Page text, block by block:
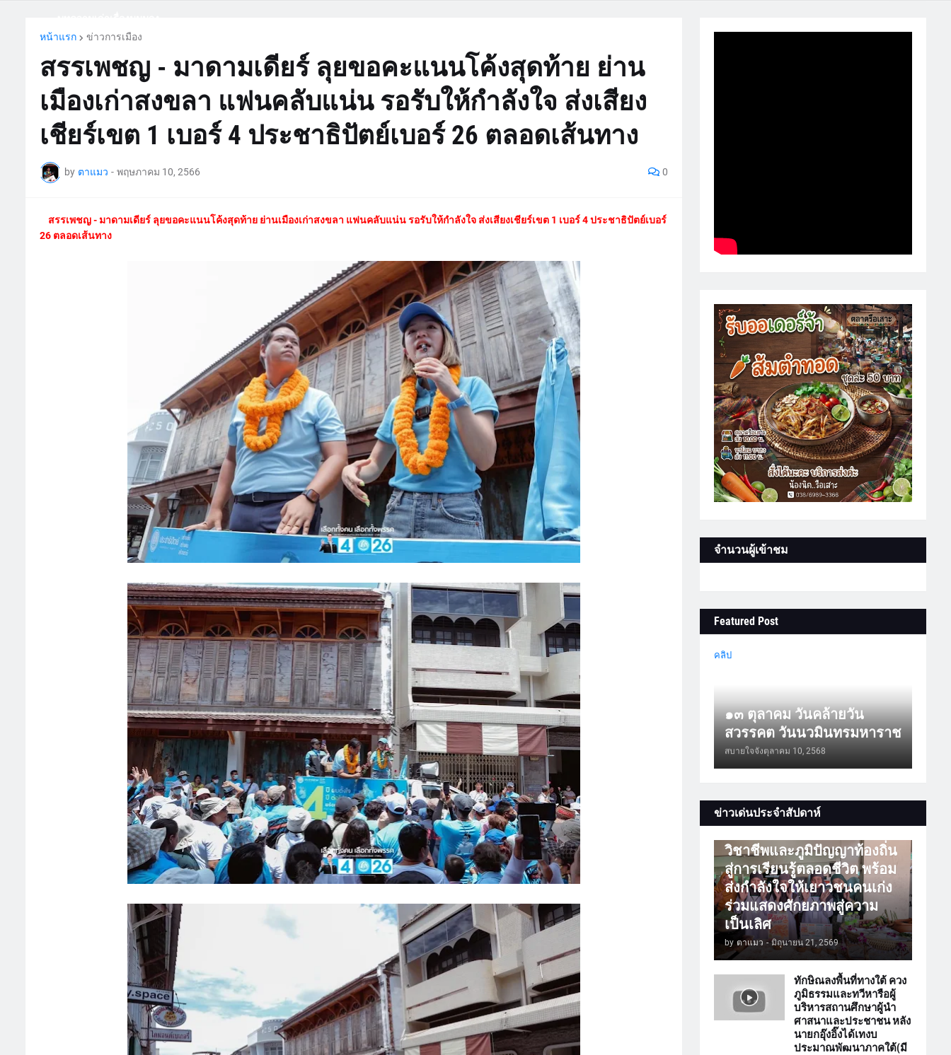
หน้าแรก
ข่าวการเมือง
สรรเพชญ - มาดามเดียร์ ลุยขอคะแนนโค้งสุดท้าย ย่าน
เมืองเก่าสงขลา แฟนคลับแน่น รอรับให้กำลังใจ ส่งเสียง
เชียร์เขต 1 เบอร์ 4 ประชาธิปัตย์เบอร์ 26 ตลอดเส้นทาง
by ตาแมว - พฤษภาคม 10, 2566 0
สรรเพชญ - มาดามเดียร์ ลุยขอคะแนนโค้งสุดท้าย ย่านเมืองเก่าสงขลา แฟนคลับแน่น รอรับให้กำลังใจ ส่งเสียงเชียร์เขต 1 เบอร์ 4 ประชาธิปัตย์เบอร์
26 ตลอดเส้นทาง
จำนวนผู้เข้าชม
Featured Post
คลิป
๑๓ ตุลาคม วันคล้ายวัน
สวรรคต วันนวมินทรมหาราช
สบายใจจังตุลาคม 10, 2568
ข่าวเด่นประจำสัปดาห์
การศึกษา
วิชาชีพและภูมิปัญญาท้องถิ่น
สู่การเรียนรู้ตลอดชีวิต พร้อม
ส่งกำลังใจให้เยาวชนคนเก่ง
ร่วมแสดงศักยภาพสู่ความ
เป็นเลิศ
by ตาแมว - มิถุนายน 21, 2569
ทักษิณลงพื้นที่ทางใต้ ควง
ภูมิธรรมและทวีหารือผู้
บริหารสถานศึกษาผู้นำ
ศาสนาและประชาชน หลัง
นายกอุ๊งอิ๊งได้เทงบ
ประมาณพัฒนาภาคใต้(มี